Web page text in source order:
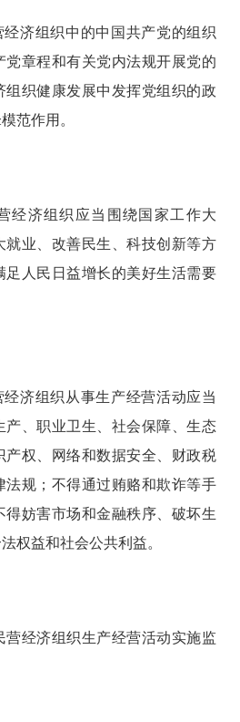
组织中的中国共产党的组织
党章程和有关党内法规开展党的
组织健康发展中发挥党组织的政
范作用。
济组织应当围绕国家工作大
就业、改善民生、科技创新等方
足人民日益增长的美好生活需要
组织从事生产经营活动应当
产、职业卫生、社会保障、生态
产权、网络和数据安全、财政税
法规；不得通过贿赂和欺诈等手
得妨害市场和金融秩序、破坏生
权益和社会公共利益。
经济组织生产经营活动实施监